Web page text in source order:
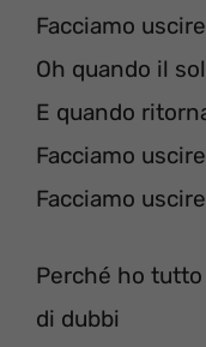
Facciamo
Oh quando il
E quando
Facciamo
Facciamo
Perché ho
di dubbi